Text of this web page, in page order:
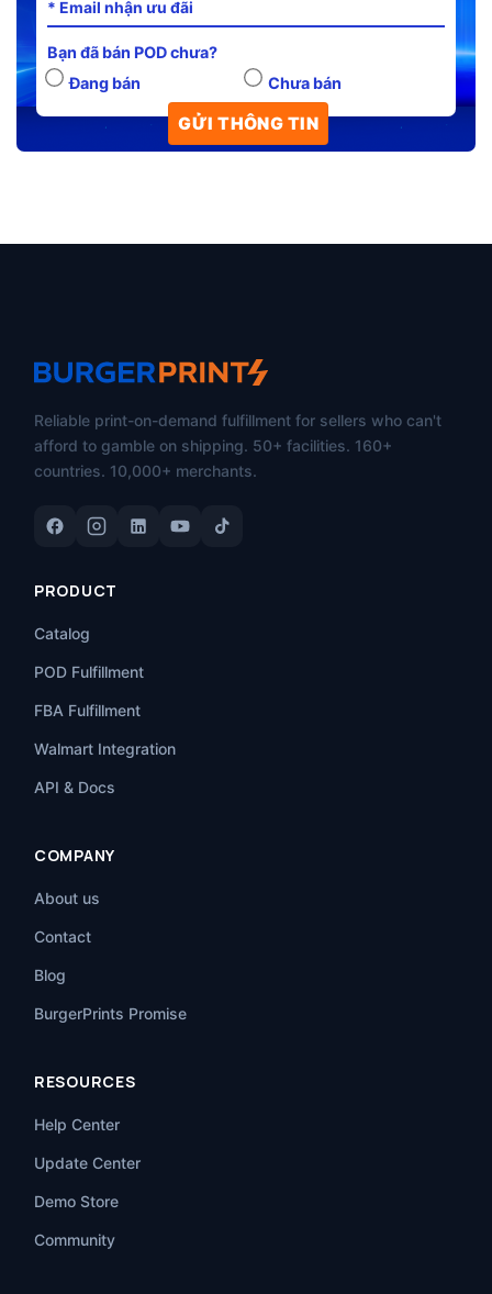
Bạn đã bán POD chưa?
Đang bán
Chưa bán
Reliable print-on-demand fulfillment for sellers who can't
afford to gamble on shipping. 50+ facilities. 160+
countries. 10,000+ merchants.
PRODUCT
Catalog
POD Fulfillment
FBA Fulfillment
Walmart Integration
API & Docs
COMPANY
About us
Contact
Blog
BurgerPrints Promise
RESOURCES
Help Center
Update Center
Demo Store
Community